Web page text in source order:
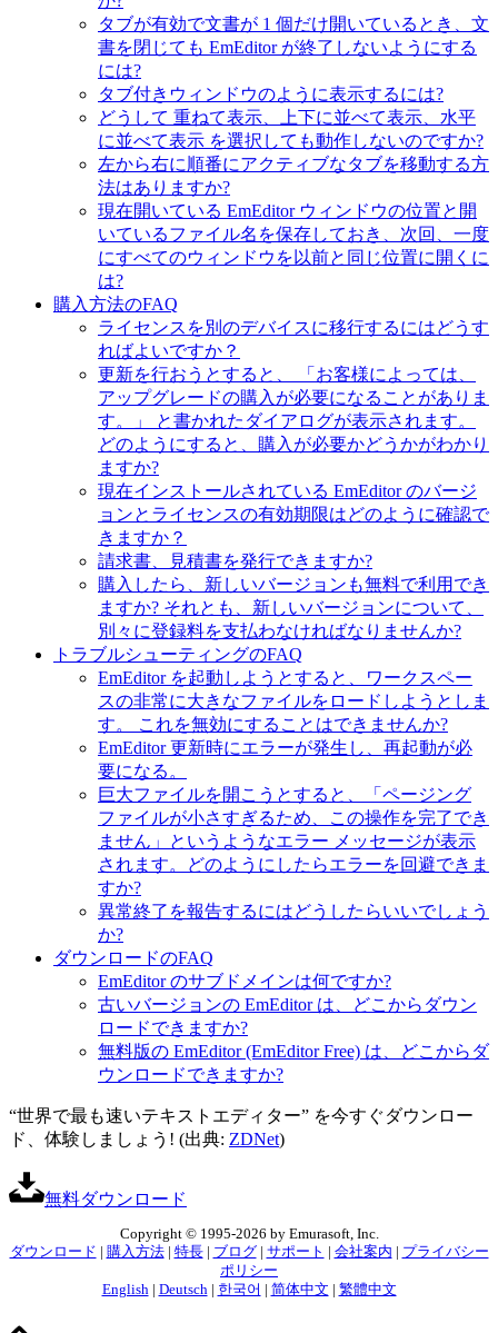
タブが有効で文書が 1 個だけ開いているとき、文
書を閉じても EmEditor が終了しないようにする
には?
タブ付きウィンドウのように表示するには?
どうして 重ねて表示、上下に並べて表示、水平
に並べて表示 を選択しても動作しないのですか?
左から右に順番にアクティブなタブを移動する方
法はありますか?
現在開いている EmEditor ウィンドウの位置と開
いているファイル名を保存しておき、次回、一度
にすべてのウィンドウを以前と同じ位置に開くに
は?
購入方法のFAQ
ライセンスを別のデバイスに移行するにはどうす
ればよいですか？
更新を行おうとすると、 「お客様によっては、
アップグレードの購入が必要になることがありま
す。」 と書かれたダイアログが表示されます。
どのようにすると、購入が必要かどうかがわかり
ますか?
現在インストールされている EmEditor のバージ
ョンとライセンスの有効期限はどのように確認で
きますか？
請求書、見積書を発行できますか?
購入したら、新しいバージョンも無料で利用でき
ますか? それとも、新しいバージョンについて、
別々に登録料を支払わなければなりませんか?
トラブルシューティングのFAQ
EmEditor を起動しようとすると、ワークスペー
スの非常に大きなファイルをロードしようとしま
す。 これを無効にすることはできませんか?
EmEditor 更新時にエラーが発生し、再起動が必
要になる。
巨大ファイルを開こうとすると、「ページング
ファイルが小さすぎるため、この操作を完了でき
ません」というようなエラー メッセージが表示
されます。どのようにしたらエラーを回避できま
すか?
異常終了を報告するにはどうしたらいいでしょう
か?
ダウンロードのFAQ
EmEditor のサブドメインは何ですか?
古いバージョンの EmEditor は、どこからダウン
ロードできますか?
無料版の EmEditor (EmEditor Free) は、どこからダ
ウンロードできますか?
“世界で最も速いテキストエディター” を今すぐダウンロー
ド、体験しましょう! (出典: ZDNet)
無料ダウンロード
Copyright © 1995-2026 by Emurasoft, Inc.
ダウンロード
購入方法| 特長| ブログ| サポート 会社案内
プライバシー
ポリシー
English| Deutsch| 한국어 简体中文 繁體中文